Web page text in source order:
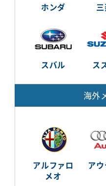
ホンダ
スバル ス
海外
アルファロ
メオ
ア